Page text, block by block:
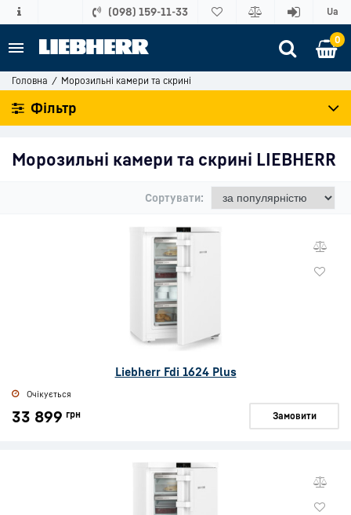
(098) 159-11-33 Ua
0
Головна Морозильні камери та скрині
Фільтр
Морозильні камери та скрині LIEBHERR
Сортувати:
Liebherr Fdi 1624 Plus
Очікується
33 899 грн Замовити